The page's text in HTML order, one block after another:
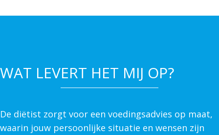
WAT LEVERT HET MIJ OP?
De diëtist zorgt voor een voedingsadvies op maat,
waarin jouw persoonlijke situatie en wensen zijn